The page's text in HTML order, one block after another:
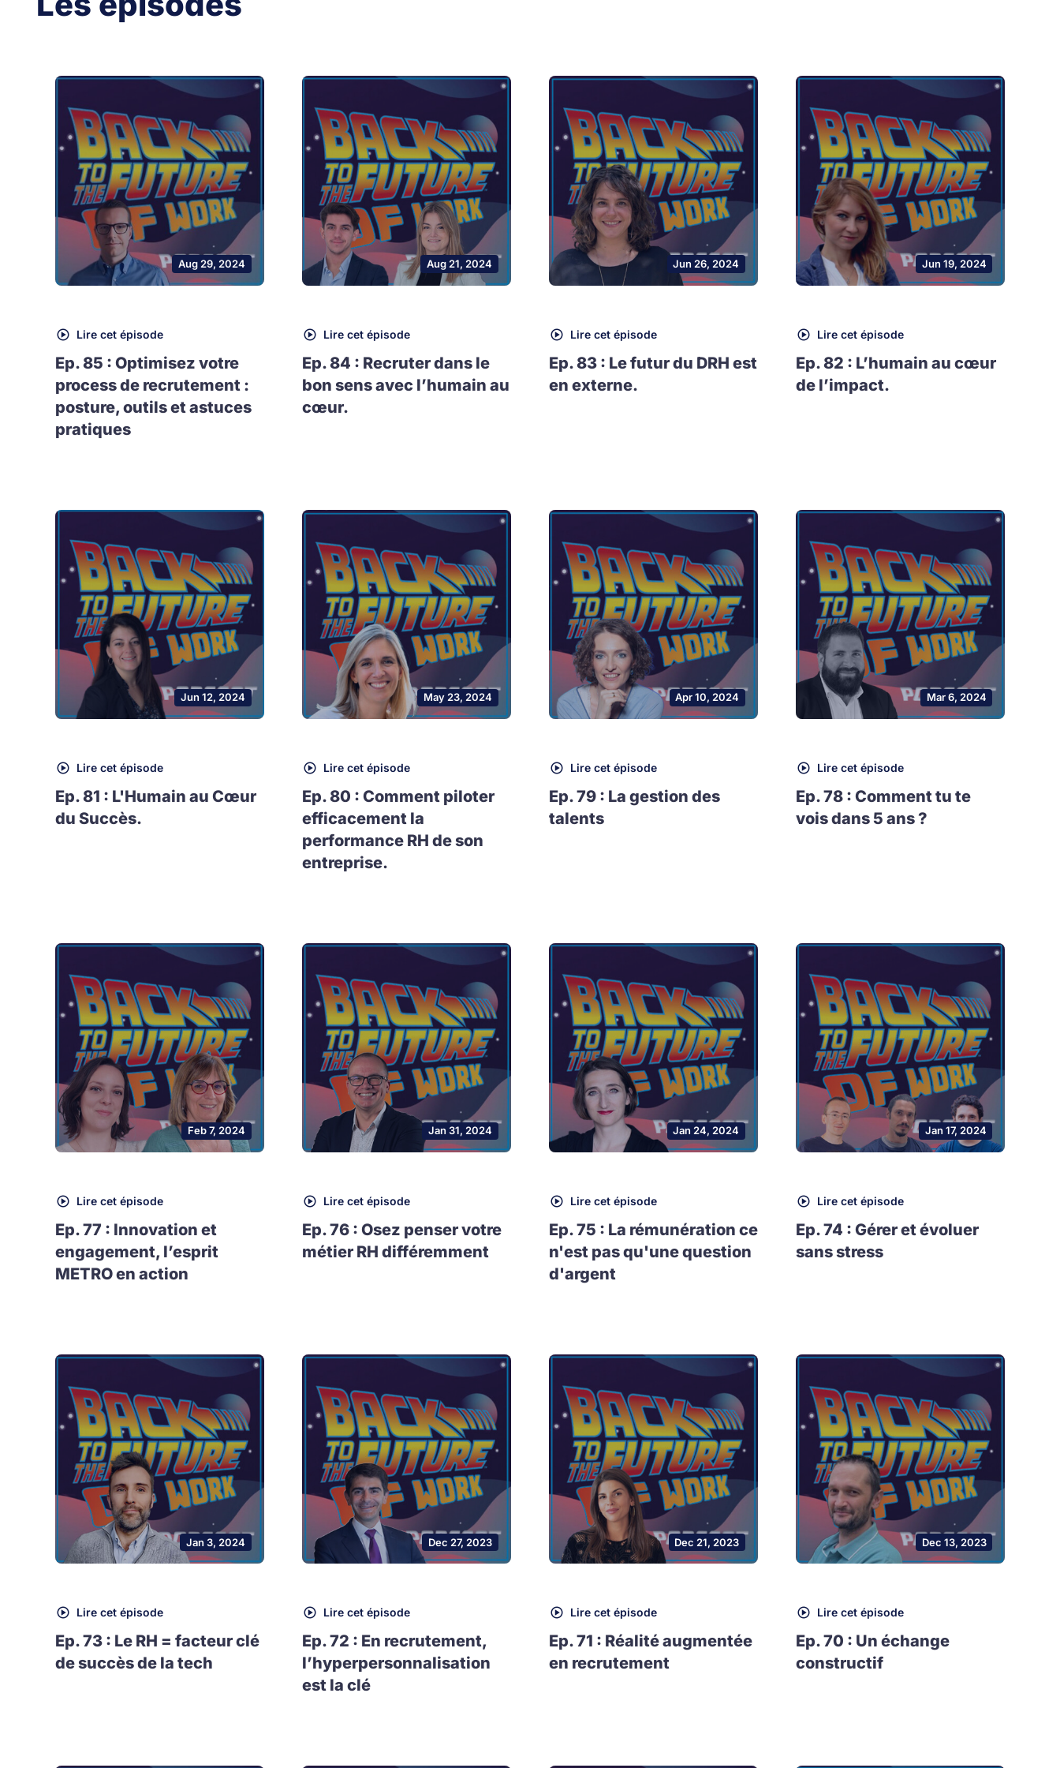
Aug 29, 2024
Lire cet épisode
Ep. 85 : Optimisez votre
process de recrutement :
posture, outils et astuces
pratiques
Aug 21, 2024
Lire cet épisode
Ep. 84 : Recruter dans le
bon sens avec l’humain au
cœur.
Jun 26, 2024
Lire cet épisode
Ep. 83 : Le futur du DRH est
en externe.
Jun 19, 2024
Lire cet épisode
Ep. 82 : L’humain au cœur
de l’impact.
Jun 12, 2024
Lire cet épisode
Ep. 81 : L'Humain au Cœur
du Succès.
May 23, 2024
Lire cet épisode
Ep. 80 : Comment piloter
efficacement la
performance RH de son
entreprise.
Apr 10, 2024
Lire cet épisode
Ep. 79 : La gestion des
talents
Mar 6, 2024
Lire cet épisode
Ep. 78 : Comment tu te
vois dans 5 ans ?
Feb 7, 2024
Lire cet épisode
Ep. 77 : Innovation et
engagement, l’esprit
METRO en action
Jan 31, 2024
Lire cet épisode
Ep. 76 : Osez penser votre
métier RH différemment
Jan 24, 2024
Lire cet épisode
Ep. 75 : La rémunération ce
n'est pas qu'une question
d'argent
Jan 17, 2024
Lire cet épisode
Ep. 74 : Gérer et évoluer
sans stress
Jan 3, 2024
Lire cet épisode
Ep. 73 : Le RH = facteur clé
de succès de la tech
Dec 27, 2023
Lire cet épisode
Ep. 72 : En recrutement,
l’hyperpersonnalisation
est la clé
Dec 21, 2023
Lire cet épisode
Ep. 71 : Réalité augmentée
en recrutement
Dec 13, 2023
Lire cet épisode
Ep. 70 : Un échange
constructif